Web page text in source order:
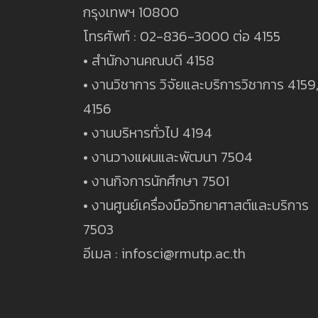
กรุงเทพฯ 10800
โทรศัพท์ : 02-836-3000 ต่อ 4155
• สำนักงานคณบดี 4158
• งานวิชาการ วิจัยและบริการวิชาการ 4159,
4156
• งานบริหารทั่วไป 4194
• งานวางแผนและพัฒนา 7504
• งานกิจการนักศึกษา 7501
• งานศูนย์เครื่องมือวิทยาศาสต์และบริการ
7503
อีเมล : infosci@rmutp.ac.th